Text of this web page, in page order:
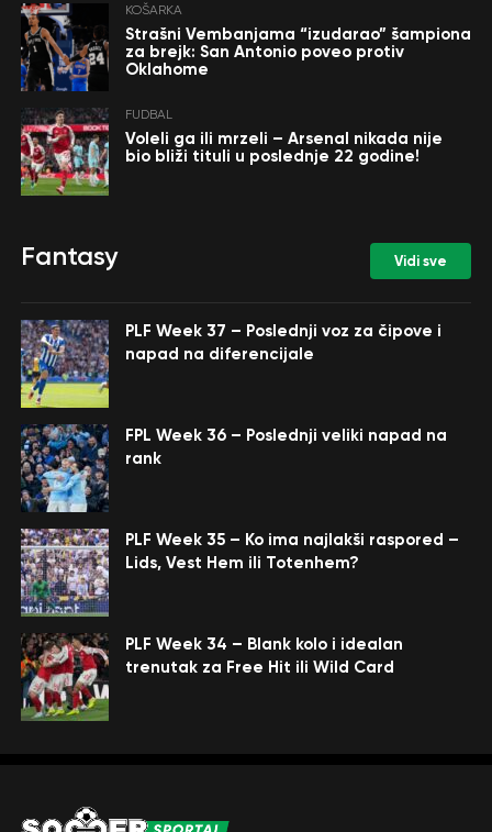
KOŠARKA
Strašni Vembanjama “izudarao” šampiona
za brejk: San Antonio poveo protiv
Oklahome
FUDBAL
Voleli ga ili mrzeli – Arsenal nikada nije
bio bliži tituli u poslednje 22 godine!
Fantasy Vidi sve
PLF Week 37 – Poslednji voz za čipove i
napad na diferencijale
FPL Week 36 – Poslednji veliki napad na
rank
PLF Week 35 – Ko ima najlakši raspored –
Lids, Vest Hem ili Totenhem?
PLF Week 34 – Blank kolo i idealan
trenutak za Free Hit ili Wild Card